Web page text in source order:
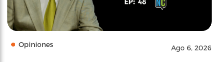
Opiniones Ago 6, 2026